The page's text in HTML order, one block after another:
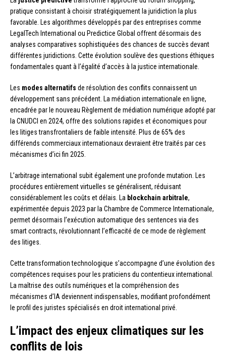
pratique consistant à choisir stratégiquement la juridiction la plus
favorable. Les algorithmes développés par des entreprises comme
LegalTech International ou Predictice Global offrent désormais des
analyses comparatives sophistiquées des chances de succès devant
différentes juridictions. Cette évolution soulève des questions éthiques
fondamentales quant à l’égalité d’accès à la justice internationale.
Les modes alternatifs de résolution des conflits connaissent un
développement sans précédent. La médiation internationale en ligne,
encadrée par le nouveau Règlement de médiation numérique adopté par
la CNUDCI en 2024, offre des solutions rapides et économiques pour
les litiges transfrontaliers de faible intensité. Plus de 65% des
différends commerciaux internationaux devraient être traités par ces
mécanismes d’ici fin 2025.
L’arbitrage international subit également une profonde mutation. Les
procédures entièrement virtuelles se généralisent, réduisant
considérablement les coûts et délais. La blockchain arbitrale,
expérimentée depuis 2023 par la Chambre de Commerce Internationale,
permet désormais l’exécution automatique des sentences via des
smart contracts, révolutionnant l’efficacité de ce mode de règlement
des litiges.
Cette transformation technologique s’accompagne d’une évolution des
compétences requises pour les praticiens du contentieux international.
La maîtrise des outils numériques et la compréhension des
mécanismes d’IA deviennent indispensables, modifiant profondément
le profil des juristes spécialisés en droit international privé.
L’impact des enjeux climatiques sur les
conflits de lois